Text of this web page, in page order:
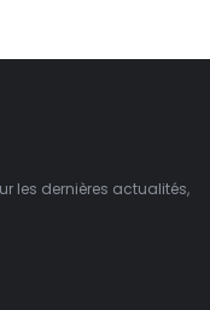
les dernières actualités,